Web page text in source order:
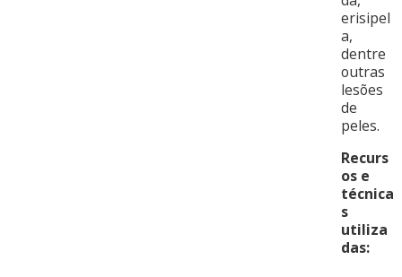
erisipel
a,
dentre
outras
lesões
de
peles.
Recurs
os e
técnica
s
utiliza
das: